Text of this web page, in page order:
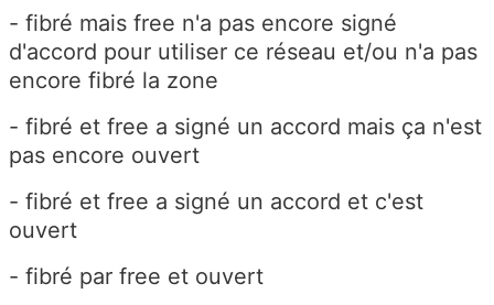
- fibré mais free n'a pas encore signé
d'accord pour utiliser ce réseau et/ou n'a pas
encore fibré la zone
- fibré et free a signé un accord mais ça n'est
pas encore ouvert
- fibré et free a signé un accord et c'est
ouvert
- fibré par free et ouvert